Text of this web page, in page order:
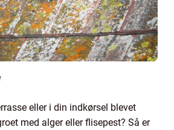
eller i din indkørsel blevet
med alger eller flisepest? Så er